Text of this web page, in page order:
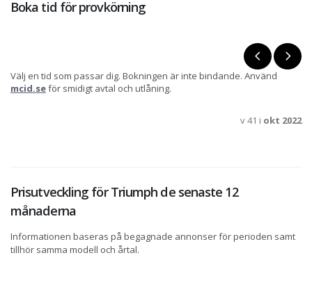
Boka tid för provkörning
Välj en tid som passar dig. Bokningen är inte bindande. Använd
mcid.seför smidigt avtal och utlåning.
v 41 i okt 2022
Prisutveckling för Triumph de senaste 12
månaderna
Informationen baseras på begagnade annonser för perioden samt
tillhör samma modell och årtal.